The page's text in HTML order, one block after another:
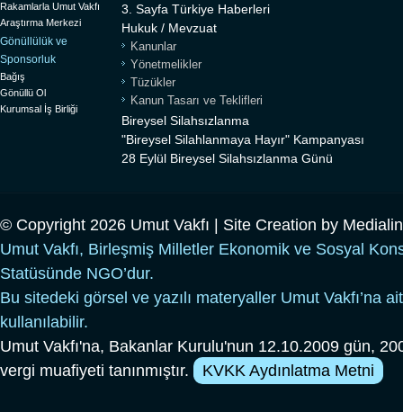
Rakamlarla Umut Vakfı
Araştırma Merkezi
Gönüllülük ve
Sponsorluk
Bağış
Gönüllü Ol
Kurumsal İş Birliği
3. Sayfa Türkiye Haberleri
Hukuk / Mevzuat
Kanunlar
Yönetmelikler
Tüzükler
Kanun Tasarı ve Teklifleri
Bireysel Silahsızlanma
"Bireysel Silahlanmaya Hayır" Kampanyası
28 Eylül Bireysel Silahsızlanma Günü
© Copyright 2026 Umut Vakfı | Site Creation by
Umut Vakfı, Birleşmiş Milletler Ekonomik ve Sosyal
Statüsünde NGO’dur.
Bu sitedeki görsel ve yazılı materyaller Umut Vakfı’na
kullanılabilir.
Umut Vakfı'na, Bakanlar Kurulu'nun 12.10.2009 gün,
vergi muafiyeti tanınmıştır.
KVKK Aydınlatma Metni